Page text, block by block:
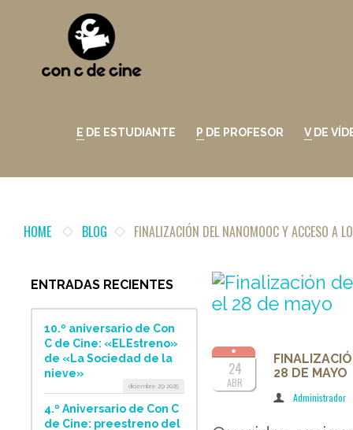
E DE ESTUDIANTE P DE PROFESOR V DE
HOME BLOG FINALIZACIÓN DEL NANOMOOC Y ACCESO A
ENTRADAS RECIENTES
10.º aniversario de Con
C de Cine: «ELEstreno»
de «La Sociedad de la
nieve»
diciembre 29 2025
4.º Aniversario de Con C
de Cine: preestreno del
24
ABR
28 DE MAYO
Administrador